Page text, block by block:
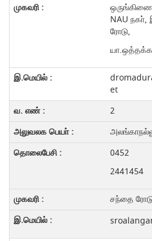
NAU நகா்,
ரோடு,
et
2
0452
2441454
சந்தை